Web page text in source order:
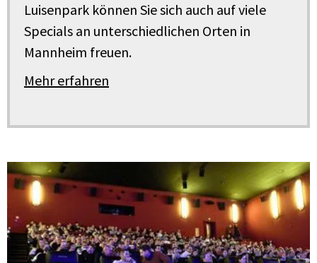
Luisenpark können Sie sich auch auf viele
Specials an unterschiedlichen Orten in
Mannheim freuen.
Mehr erfahren